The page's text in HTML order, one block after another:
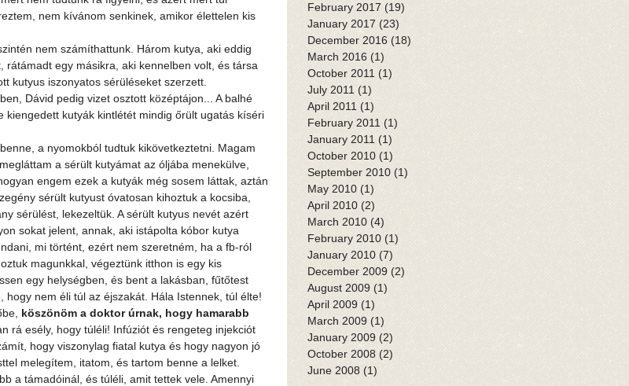
nem kívánom senkinek, amikor élettelen kis
nem számíthattunk. Három kutya, aki eddig
egy másikra, aki kennelben volt, és társa
kutyus iszonyatos sérüléseket szerzett.
Dávid pedig vizet osztott középtájon... A balhé
kutyák kintlétét mindig őrült ugatás kíséri
a nyomokból tudtuk kikövetkeztetni. Magam
a sérült kutyámat az óljába menekülve,
engem ezek a kutyák még sosem láttak, aztán
sérült kutyust óvatosan kihoztuk a kocsiba,
sérülést, lekezeltük. A sérült kutyus nevét azért
sokat jelent, annak, aki istápolta kóbor kutya
mi történt, ezért nem szeretném, ha a fb-ról
magunkkal, végeztünk itthon is egy kis
egy helységben, és bent a lakásban, fűtőtest
nem éli túl az éjszakát. Hála Istennek, túl élte!
köszönöm a doktor úrnak, hogy hamarabb
rá esély, hogy túléli! Infúziót és rengeteg injekciót
hogy viszonylag fiatal kutya és hogy nagyon jó
melegítem, itatom, és tartom benne a lelket.
a támadóinál, és túléli, amit tettek vele. Amennyi
February 2017 (19)
January 2017 (23)
December 2016 (18)
March 2016 (1)
October 2011 (1)
July 2011 (1)
April 2011 (1)
February 2011 (1)
January 2011 (1)
October 2010 (1)
September 2010 (1)
May 2010 (1)
April 2010 (2)
March 2010 (4)
February 2010 (1)
January 2010 (7)
December 2009 (2)
August 2009 (1)
April 2009 (1)
March 2009 (1)
January 2009 (2)
October 2008 (2)
June 2008 (1)